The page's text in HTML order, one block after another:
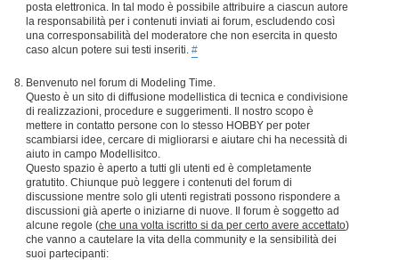
posta elettronica. In tal modo è possibile attribuire a ciascun autore
la responsabilità per i contenuti inviati ai forum, escludendo così
una corresponsabilità del moderatore che non esercita in questo
caso alcun potere sui testi inseriti. #
Benvenuto nel forum di Modeling Time.
Questo è un sito di diffusione modellistica di tecnica e condivisione
di realizzazioni, procedure e suggerimenti. Il nostro scopo è
mettere in contatto persone con lo stesso HOBBY per poter
scambiarsi idee, cercare di migliorarsi e aiutare chi ha necessità di
aiuto in campo Modellisitco.
Questo spazio è aperto a tutti gli utenti ed è completamente
gratutito. Chiunque può leggere i contenuti del forum di
discussione mentre solo gli utenti registrati possono rispondere a
discussioni già aperte o iniziarne di nuove. Il forum è soggetto ad
alcune regole (che una volta iscritto si da per certo avere accettato)
che vanno a cautelare la vita della community e la sensibilità dei
suoi partecipanti: